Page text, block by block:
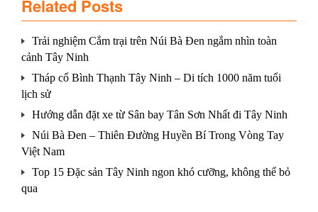
Related Posts
Trải nghiệm Cắm trại trên Núi Bà Đen ngắm nhìn toàn
cảnh Tây Ninh
Tháp cổ Bình Thạnh Tây Ninh – Di tích 1000 năm tuổi
lịch sử
Hướng dẫn đặt xe từ Sân bay Tân Sơn Nhất đi Tây Ninh
Núi Bà Đen – Thiên Đường Huyền Bí Trong Vòng Tay
Việt Nam
Top 15 Đặc sản Tây Ninh ngon khó cưỡng, không thể bỏ
qua